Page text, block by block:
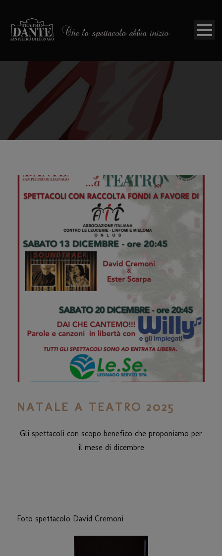
NATALE A TEATRO 2025
Gli spettacoli con scopo benefico che proponiamo per
il mese di dicembre
Foto spettacolo David Cremoni